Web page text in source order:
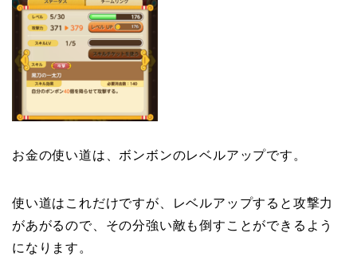
お金の使い道は、ボンボンのレベルアップです。
使い道はこれだけですが、レベルアップすると攻撃力
があがるので、その分強い敵も倒すことができるよう
になります。